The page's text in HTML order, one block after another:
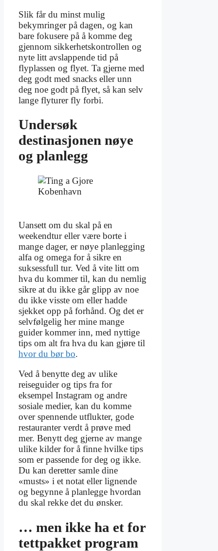
Slik får du minst mulig
bekymringer på dagen, og kan
bare fokusere på å komme deg
gjennom sikkerhetskontrollen og
nyte litt avslappende tid på
flyplassen og flyet. Ta gjerne med
deg godt med snacks eller unn
deg noe godt på flyet, så kan selv
lange flyturer fly forbi.
Undersøk
destinasjonen nøye
og planlegg
Uansett om du skal på en
weekendtur eller være borte i
mange dager, er nøye planlegging
alfa og omega for å sikre en
suksessfull tur. Ved å vite litt om
hva du kommer til, kan du nemlig
sikre at du ikke går glipp av noe
du ikke visste om eller hadde
sjekket opp på forhånd. Og det er
selvfølgelig her mine mange
guider kommer inn, med nyttige
tips om alt fra hva du kan gjøre til
hvor du bør bo.
Ved å benytte deg av ulike
reiseguider og tips fra for
eksempel Instagram og andre
sosiale medier, kan du komme
over spennende utflukter, gode
restauranter verdt å prøve med
mer. Benytt deg gjerne av mange
ulike kilder for å finne hvilke tips
som er passende for deg og ikke.
Du kan deretter samle dine
«musts» i et notat eller lignende
og begynne å planlegge hvordan
du skal rekke det du ønsker.
… men ikke ha et for
tettpakket program